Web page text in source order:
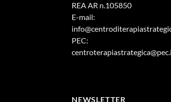
REA AR n.105850
E-mail:
PEC:
NEWSLETTER